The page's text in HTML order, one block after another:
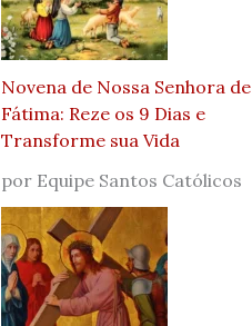
Novena de Nossa Senhora de
Fátima: Reze os 9 Dias e
Transforme sua Vida
por Equipe Santos Católicos